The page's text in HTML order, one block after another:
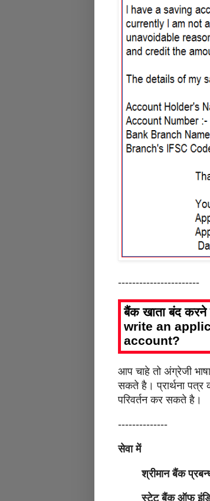
-----------------------
बैंक खाता बंद
write an
account?
आप चाहे तो अंग्रेजी
सकते है। प्रार्थना
परिवर्तन कर सकते है।
--------------
सेवा में
श्रीमान बैंक
स्टेट बैंक ऑफ